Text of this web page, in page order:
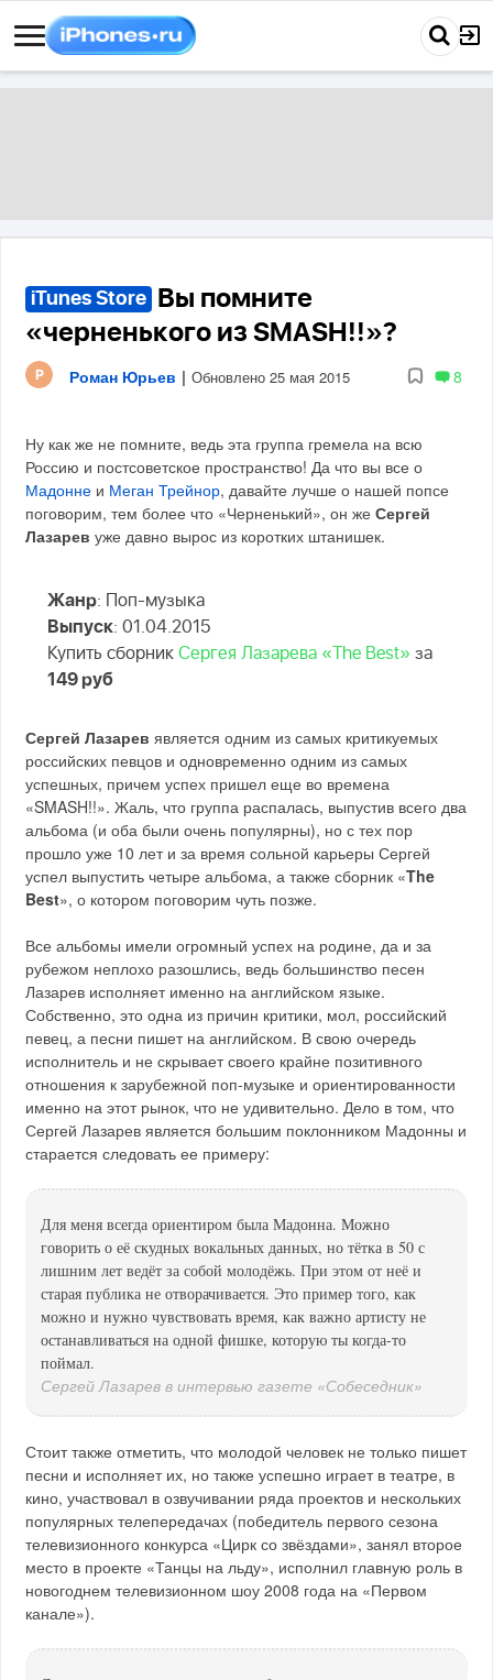
iTunes Store
Вы помните
«черненького из SMASH!!»?
Роман Юрьев | Обновлено 25 мая 2015 8
Ну как же не помните, ведь эта группа гремела на всю
Россию и постсоветское пространство! Да что вы все о
Мадонне и Меган Трейнор, давайте лучше о нашей попсе
поговорим, тем более что «Черненький», он жеСергей
Лазарев уже давно вырос из коротких штанишек.
Жанр: Поп-музыка
Выпуск: 01.04.2015
Купить сборникСергея Лазарева «The Best» за
149 руб
Сергей Лазарев является одним из самых критикуемых
российских певцов и одновременно одним из самых
успешных, причем успех пришел еще во времена
«SMASH!!». Жаль, что группа распалась, выпустив всего два
альбома (и оба были очень популярны), но с тех пор
прошло уже 10 лет и за время сольной карьеры Сергей
успел выпустить четыре альбома, а также сборник «The
Best», о котором поговорим чуть позже.
Все альбомы имели огромный успех на родине, да и за
рубежом неплохо разошлись, ведь большинство песен
Лазарев исполняет именно на английском языке.
Собственно, это одна из причин критики, мол, российский
певец, а песни пишет на английском. В свою очередь
исполнитель и не скрывает своего крайне позитивного
отношения к зарубежной поп-музыке и ориентированности
именно на этот рынок, что не удивительно. Дело в том, что
Сергей Лазарев является большим поклонником Мадонны и
старается следовать ее примеру:
Для меня всегда ориентиром была Мадонна. Можно
говорить о её скудных вокальных данных, но тётка в 50 с
лишним лет ведёт за собой молодёжь. При этом от неё и
старая публика не отворачивается. Это пример того, как
можно и нужно чувствовать время, как важно артисту не
останавливаться на одной фишке, которую ты когда-то
поймал.
Сергей Лазарев в интервью газете «Собеседник»
Стоит также отметить, что молодой человек не только пишет
песни и исполняет их, но также успешно играет в театре, в
кино, участвовал в озвучивании ряда проектов и нескольких
популярных телепередачах (победитель первого сезона
телевизионного конкурса «Цирк со звёздами», занял второе
место в проекте «Танцы на льду», исполнил главную роль в
новогоднем телевизионном шоу 2008 года на «Первом
канале»).